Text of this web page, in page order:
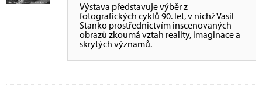
Výstava představuje výběr z
fotografických cyklů 90. let, v nichž Vasil
Stanko prostřednictvím inscenovaných
obrazů zkoumá vztah reality, imaginace a
skrytých významů.